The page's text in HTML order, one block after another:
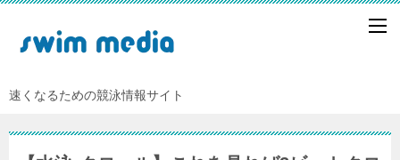
速くなるための競泳情報サイト